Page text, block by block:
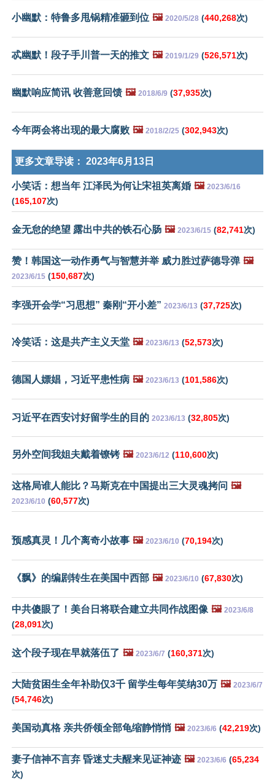
小幽默：特鲁多甩锅精准砸到位 🖼️ 2020/5/28 (440,268次)
忒幽默！段子手川普一天的推文 🖼️ 2019/1/29 (526,571次)
幽默响应简讯 收善意回馈 🖼️ 2018/6/9 (37,935次)
今年两会将出现的最大腐败 🖼️ 2018/2/25 (302,943次)
更多文章导读： 2023年6月13日
小笑话：想当年 江泽民为何让宋祖英离婚 🖼️ 2023/6/16
(165,107次)
金无怠的绝望 露出中共的铁石心肠 🖼️ 2023/6/15 (82,741次)
赞！韩国这一动作勇气与智慧并举 威力胜过萨德导弹 🖼️
2023/6/15 (150,687次)
李强开会学“习思想” 秦刚“开小差” 2023/6/13 (37,725次)
冷笑话：这是共产主义天堂 🖼️ 2023/6/13 (52,573次)
德国人嫖娼，习近平患性病 🖼️ 2023/6/13 (101,586次)
习近平在西安讨好留学生的目的 2023/6/13 (32,805次)
另外空间我姐夫戴着镣铐 🖼️ 2023/6/12 (110,600次)
这格局谁人能比？马斯克在中国提出三大灵魂拷问 🖼️
2023/6/10 (60,577次)
预感真灵！几个离奇小故事 🖼️ 2023/6/10 (70,194次)
《飘》的编剧转生在美国中西部 🖼️ 2023/6/10 (67,830次)
中共傻眼了！美台日将联合建立共同作战图像 🖼️ 2023/6/8
(28,091次)
这个段子现在早就落伍了 🖼️ 2023/6/7 (160,371次)
大陆贫困生全年补助仅3千 留学生每年笑纳30万 🖼️ 2023/6/7
(54,746次)
美国动真格 亲共侨领全部龟缩静悄悄 🖼️ 2023/6/6 (42,219次)
妻子信神不言弃 昏迷丈夫醒来见证神迹 🖼️ 2023/6/6 (65,234
次)